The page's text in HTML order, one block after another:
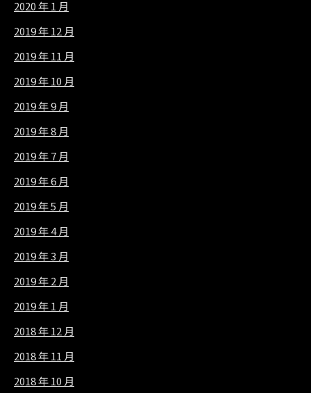
2020 年 1 月
2019 年 12 月
2019 年 11 月
2019 年 10 月
2019 年 9 月
2019 年 8 月
2019 年 7 月
2019 年 6 月
2019 年 5 月
2019 年 4 月
2019 年 3 月
2019 年 2 月
2019 年 1 月
2018 年 12 月
2018 年 11 月
2018 年 10 月